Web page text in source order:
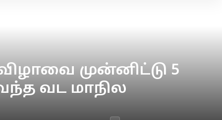
முன்னிட்டு 5
வட மாநில